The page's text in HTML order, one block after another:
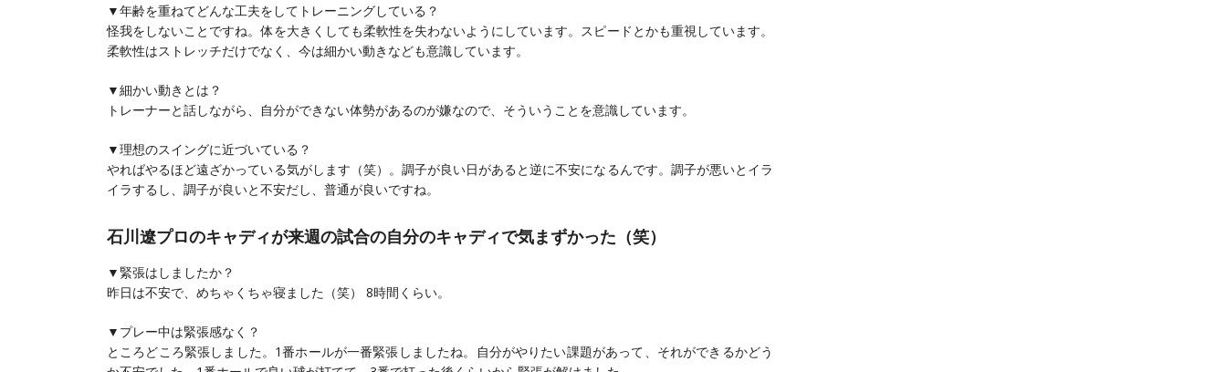
▼年齢を重ねてどんな工夫をしてトレーニングしている？
怪我をしないことですね。体を大きくしても柔軟性を失わないようにしています。スピードとかも重視しています。
柔軟性はストレッチだけでなく、今は細かい動きなども意識しています。
▼細かい動きとは？
トレーナーと話しながら、自分ができない体勢があるのが嫌なので、そういうことを意識しています。
▼理想のスイングに近づいている？
やればやるほど遠ざかっている気がします（笑）。調子が良い日があると逆に不安になるんです。調子が悪いとイラ
イラするし、調子が良いと不安だし、普通が良いですね。
石川遼プロのキャディが来週の試合の自分のキャディで気まずかった（笑）
▼緊張はしましたか？
昨日は不安で、めちゃくちゃ寝ました（笑） 8時間くらい。
▼プレー中は緊張感なく？
ところどころ緊張しました。1番ホールが一番緊張しましたね。自分がやりたい課題があって、それができるかどう